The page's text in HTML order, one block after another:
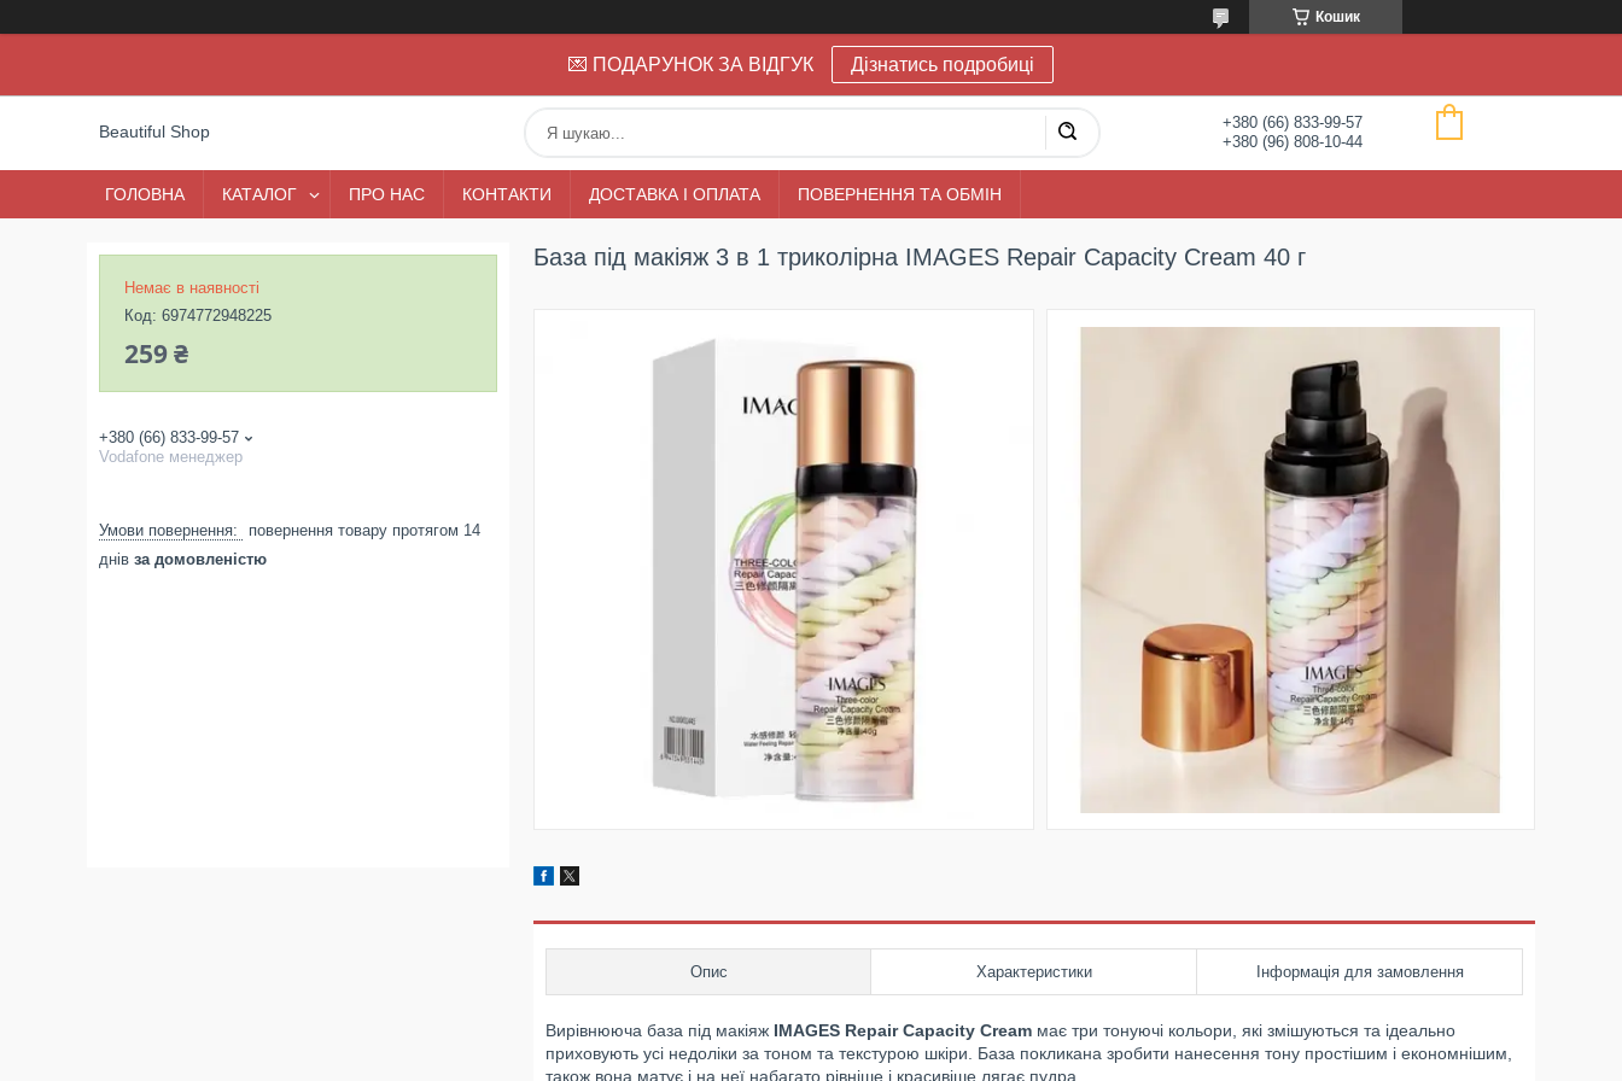
Кошик
💌 ПОДАРУНОК ЗА ВІДГУК Дізнатись подробиці
Beautiful Shop
+380 (66) 833-99-57
+380 (96) 808-10-44
ГОЛОВНА КАТАЛОГ ПРО НАС КОНТАКТИ ДОСТАВКА І ОПЛАТА ПОВЕРНЕННЯ ТА ОБМІН
База під макіяж 3 в 1 триколірна IMAGES Repair Capacity Cream 40 г
Опис Характеристики Інформація для замовлення
Вирівнююча база під макіяж IMAGES Repair Capacity Cream має три тонуючі кольори, які змішуються та ідеально
приховують усі недоліки за тоном та текстурою шкіри. База покликана зробити нанесення тону простішим і економнішим,
також вона матує і на неї набагато рівніше і красивіше лягає пудра.
Немає в наявності
Код: 6974772948225
259 ₴
+380 (66) 833-99-57
Vodafone менеджер
повернення товару протягом 14
днів за домовленістю